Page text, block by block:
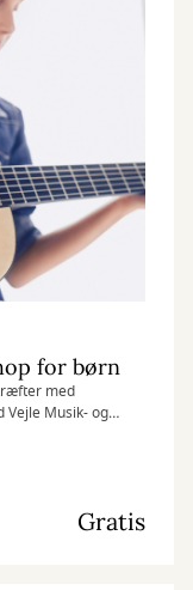
for børn
med
Vejle Musik- og
musikalske
Gratis